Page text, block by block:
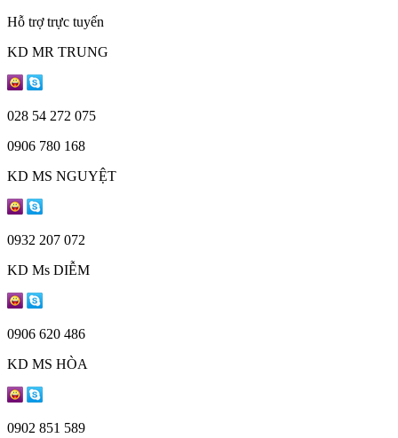
Hỗ trợ trực tuyến
KD MR TRUNG
028 54 272 075
0906 780 168
KD MS NGUYỆT
0932 207 072
KD Ms DIỄM
0906 620 486
KD MS HÒA
0902 851 589